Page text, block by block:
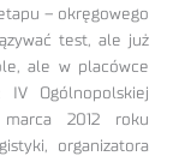
– okręgowego
test, ale już
ale w placówce
IV Ogólnopolskiej
2012 roku
organizatora